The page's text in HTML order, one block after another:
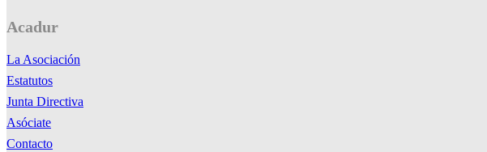
Acadur
La Asociación
Estatutos
Junta Directiva
Asóciate
Contacto